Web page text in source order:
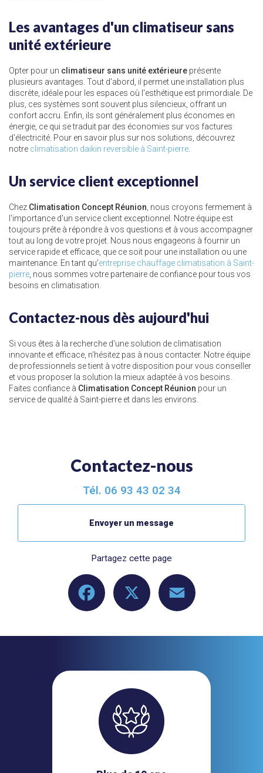
Les avantages d'un climatiseur sans
unité extérieure
Opter pour un climatiseur sans unité extérieure présente
plusieurs avantages. Tout d'abord, il permet une installation plus
discrète, idéale pour les espaces où l'esthétique est primordiale. De
plus, ces systèmes sont souvent plus silencieux, offrant un
confort accru. Enfin, ils sont généralement plus économes en
énergie, ce qui se traduit par des économies sur vos factures
d'électricité. Pour en savoir plus sur nos solutions, découvrez
notre climatisation daikin reversible à Saint-pierre
Un service client exceptionnel
Chez Climatisation Concept Réunion , nous croyons fermement à
l'importance d'un service client exceptionnel. Notre équipe est
toujours prête à répondre à vos questions et à vous accompagner
tout au long de votre projet. Nous nous engageons à fournir un
service rapide et efficace, que ce soit pour une installation ou une
maintenance. En tant qu'entreprise chauffage climatisation à Saint-
pierre , nous sommes votre partenaire de confiance pour tous vos
besoins en climatisation.
Contactez-nous dès aujourd'hui
Si vous êtes à la recherche d'une solution de climatisation
innovante et efficace, n'hésitez pas à nous contacter. Notre équipe
de professionnels se tient à votre disposition pour vous conseiller
et vous proposer la solution la mieux adaptée à vos besoins.
Faites confiance à Climatisation Concept Réunion pour un
service de qualité à Saint-pierre et dans les environs.
Contactez-nous
Tél. 06 93 43 02 34
Envoyer un message
Partagez cette page
Facebook